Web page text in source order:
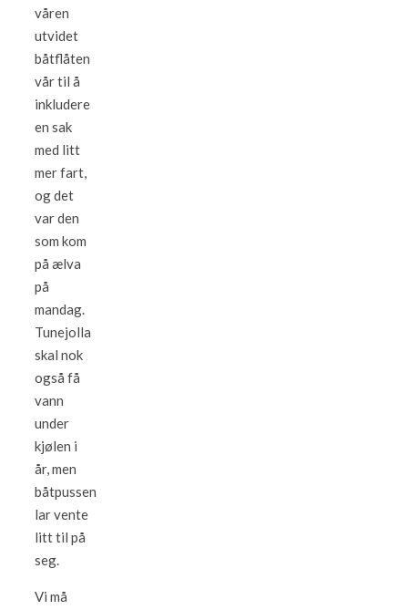
våren
utvidet
båtflåten
vår til å
inkludere
en sak
med litt
mer fart,
og det
var den
som kom
på ælva
på
mandag.
Tunejolla
skal nok
også få
vann
under
kjølen i
år, men
båtpussen
lar vente
litt til på
seg.
Vi må